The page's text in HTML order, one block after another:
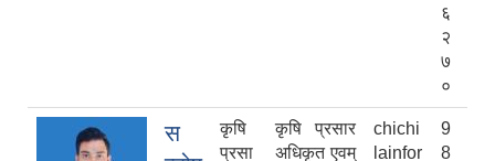
६
२
७
०
स
कृषि
प्रसा
कृषि प्रसार
अधिकृत एवम्
chichi
lainfor
9
8